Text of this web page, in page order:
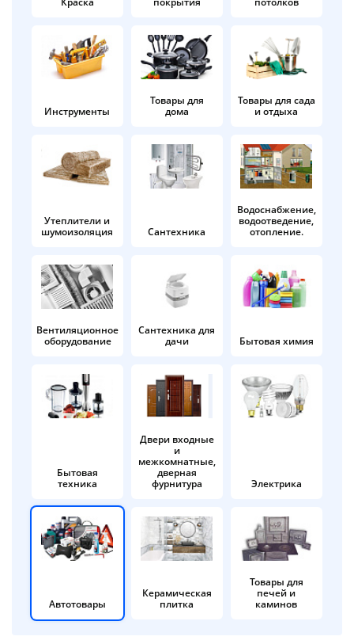
Инструменты
Товары для
дома
Товары для сада
и отдыха
Утеплители и
шумоизоляция
Сантехника
Водоснабжение,
водоотведение,
отопление.
Вентиляционное
оборудование
Сантехника для
дачи
Бытовая химия
Бытовая
техника
Двери входные
и
межкомнатные,
дверная
фурнитура
Электрика
Автотовары
Керамическая
плитка
Товары для
печей и
каминов
в корзину
Оплачивайте сегодня только
25% картой любого банка
Получайте товар
выбранный способом
Оставшиеся
% будут
по25%каждые 2 недели
Подробнее
об оплате Плайтом
раз в 2
недели
Остались вопросы?
8 800 302-02-51
plait.ru